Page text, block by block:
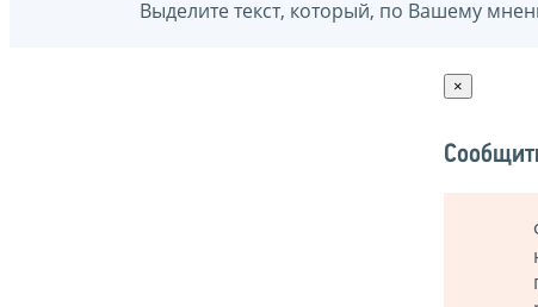
Выделите текст, который, по Вашему
×